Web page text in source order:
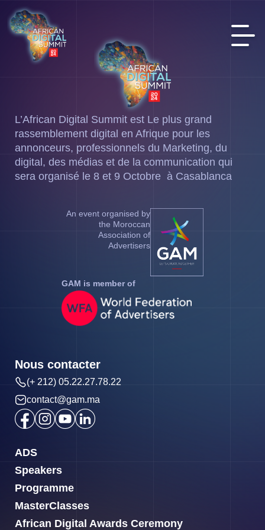
L’African Digital Summit est Le plus grand
rassemblement digital en Afrique pour les
annonceurs, professionnels du Marketing, du
digital, des médias et de la communication qui
sera organisé le 8 et 9 Octobre à Casablanca
An event organised by
the Moroccan
Association of
Advertisers
GAM is member of
ADS
Speakers
Programme
MasterClasses
African Digital Awards Ceremony
Nous contacter
(+ 212) 05.22.27.78.22
contact@gam.ma